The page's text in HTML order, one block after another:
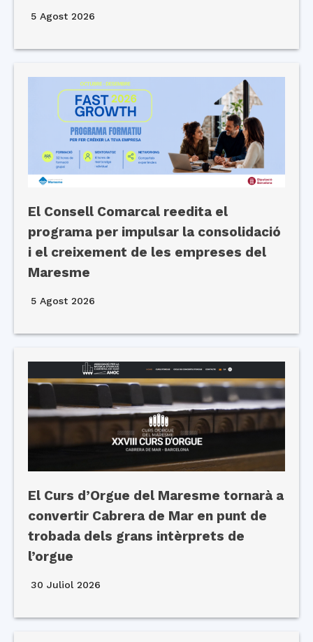
5 Agost 2026
El Consell Comarcal reedita el
programa per impulsar la consolidació
i el creixement de les empreses del
Maresme
5 Agost 2026
El Curs d’Orgue del Maresme tornarà a
convertir Cabrera de Mar en punt de
trobada dels grans intèrprets de
l’orgue
30 Juliol 2026